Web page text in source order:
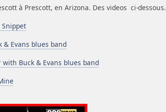
à Prescott, en Arizona. Des videos ci-dessous.
Snippet
& Evans blues band
Buck & Evans blues band